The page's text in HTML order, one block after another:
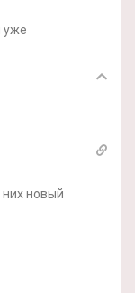
уже
новый